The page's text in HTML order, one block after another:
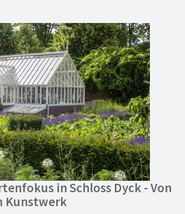
in Schloss Dyck - Von
Kunstwerk